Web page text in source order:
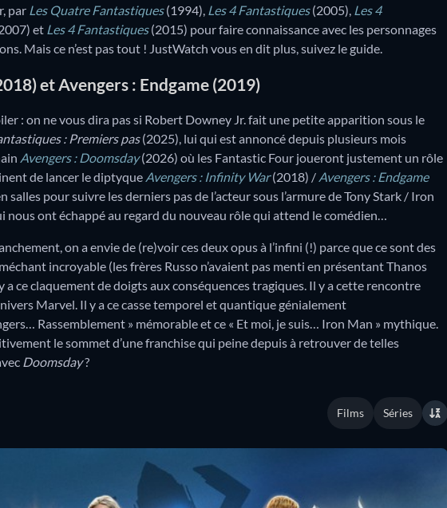
par Les Quatre Fantastiques(1994), Les 4 Fantastiques(2005), Les 4
et Les 4 Fantastiques(2015) pour faire connaissance avec les personnages
Mais ce n’est pas tout ! JustWatch vous en dit plus, suivez le guide.
et Avengers : Endgame (2019)
: on ne vous dira pas si Robert Downey Jr. fait une petite apparition sous le
: Premiers pas(2025), lui qui est annoncé depuis plusieurs mois
Avengers : Doomsday(2026) où les Fantastic Four joueront justement un rôle
de lancer le diptyque Avengers : Infinity War(2018) / Avengers : Endgame
salles pour suivre les derniers pas de l’acteur sous l’armure de Tony Stark / Iron
nous ont échappé au regard du nouveau rôle qui attend le comédien…
on a envie de (re)voir ces deux opus à l’infini (!) parce que ce sont des
incroyable (les frères Russo n’avaient pas menti en présentant Thanos
ce claquement de doigts aux conséquences tragiques. Il y a cette rencontre
Marvel. Il y a ce casse temporel et quantique génialement
Rassemblement » mémorable et ce « Et moi, je suis… Iron Man » mythique.
le sommet d’une franchise qui peine depuis à retrouver de telles
Doomsday?
Films Séries